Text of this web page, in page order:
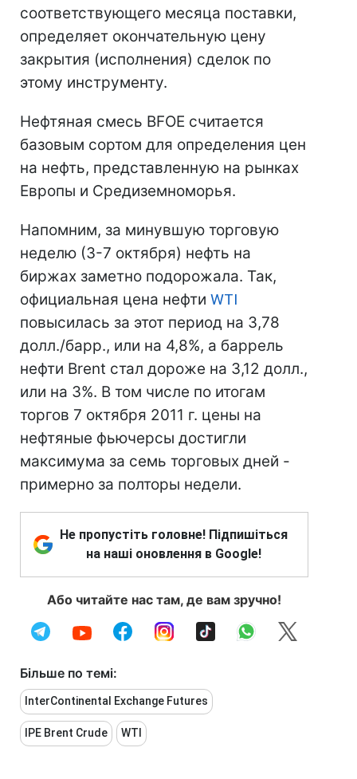
соответствующего месяца поставки,
определяет окончательную цену
закрытия (исполнения) сделок по
этому инструменту.
Нефтяная смесь BFOE считается
базовым сортом для определения цен
на нефть, представленную на рынках
Европы и Средиземноморья.
Напомним, за минувшую торговую
неделю (3-7 октября) нефть на
биржах заметно подорожала. Так,
официальная цена нефти WTI
повысилась за этот период на 3,78
долл./барр., или на 4,8%, а баррель
нефти Brent стал дороже на 3,12 долл.,
или на 3%. В том числе по итогам
торгов 7 октября 2011 г. цены на
нефтяные фьючерсы достигли
максимума за семь торговых дней -
примерно за полторы недели.
Не пропустіть головне! Підпишіться
на наші оновлення в Google!
Або читайте нас там, де вам зручно!
Більше по темі:
InterContinental Exchange Futures
IPE Brent Crude WTI